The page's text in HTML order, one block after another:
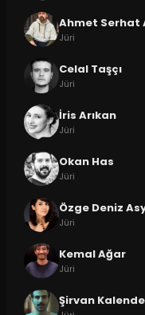
Ahmet Serhat
Jüri
Celal Taşçı
Jüri
İris Arıkan
Jüri
Okan Has
Jüri
Özge Deniz
Jüri
Kemal Ağar
Jüri
Şirvan